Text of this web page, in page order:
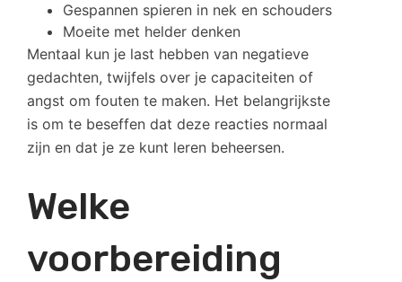
Gespannen spieren in nek en schouders
Moeite met helder denken
Mentaal kun je last hebben van negatieve
gedachten, twijfels over je capaciteiten of
angst om fouten te maken. Het belangrijkste
is om te beseffen dat deze reacties normaal
zijn en dat je ze kunt leren beheersen.
Welke
voorbereiding